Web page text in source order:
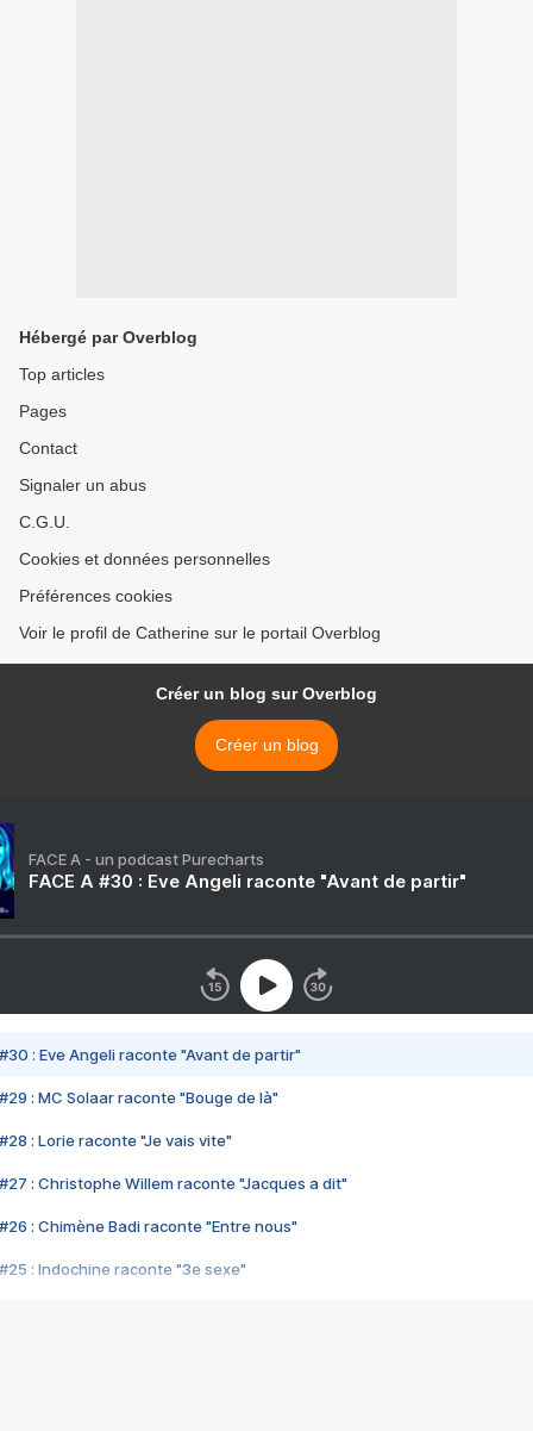
Hébergé par Overblog
Top articles
Pages
Contact
Signaler un abus
C.G.U.
Cookies et données personnelles
Préférences cookies
Voir le profil de Catherine sur le portail Overblog
Créer un blog sur Overblog
Créer un blog
FACE A - un podcast Purecharts
FACE A #30 : Eve Angeli raconte "Avant de partir"
#30 : Eve Angeli raconte "Avant de partir"
#29 : MC Solaar raconte "Bouge de là"
#28 : Lorie raconte "Je vais vite"
#27 : Christophe Willem raconte "Jacques a dit"
#26 : Chimène Badi raconte "Entre nous"
#25 : Indochine raconte "3e sexe"